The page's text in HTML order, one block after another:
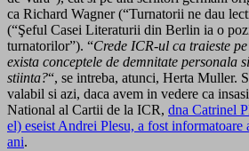
ca Richard Wagner (“Turnatorii ne dau
(“Şeful Casei Literaturii din Berlin ia o
turnatorilor”). “Crede ICR-ul ca traieste
exista conceptele de demnitate personala
stiinta?“, se intreba, atunci, Herta Muller.
valabil si azi, daca avem in vedere ca
National al Cartii de la ICR, dna Catrinel
el) eseist Andrei Plesu, a fost
ani.